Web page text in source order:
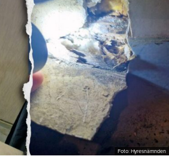
Foto: Hyresnämnden